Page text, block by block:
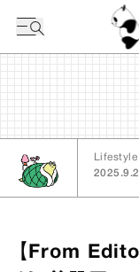
Lifestyle
2025.9.2
【From